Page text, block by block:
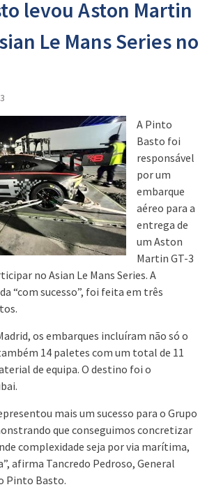
levou Aston Martin
Le Mans Series no
A Pinto
Basto foi
responsável
por um
embarque
aéreo para a
entrega de
um Aston
Martin GT-3
no Asian Le Mans Series. A
“com sucesso”, foi feita em três
os embarques incluíram não só o
14 paletes com um total de 11
de equipa. O destino foi o
mais um sucesso para o Grupo
que conseguimos concretizar
complexidade seja por via marítima,
afirma Tancredo Pedroso, General
Pinto Basto.